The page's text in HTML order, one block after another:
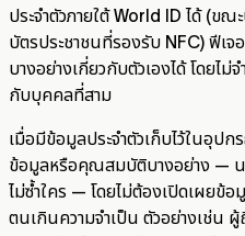
ประจำตัวภายใต้ World ID ได้ (ข
บัตรประชาชนที่รองรับ NFC) ฟีเ
บางอย่างเกี่ยวกับตัวเองได้ โดยไ
กับบุคคลที่สาม
เมื่อมีข้อมูลประจำตัวเก็บไว้ในอุ
ข้อมูลหรือคุณสมบัติบางอย่าง —
ไม่ซ้ำใคร — โดยไม่ต้องเปิดเผยข้
ตนเกินความจำเป็น ตัวอย่างเช่น